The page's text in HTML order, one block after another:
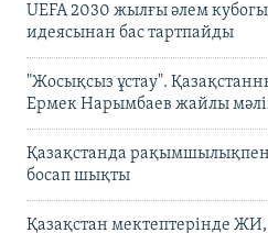
UEFA 2030 жылғы әлем
идеясынан бас тартпайды
"Жосықсыз ұстау".
Ермек Нарымбаев жайлы
Қазақстанда
босап шықты
Қазақстан мектептерінде ЖИ,